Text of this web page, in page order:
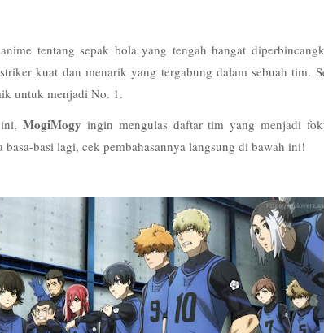
tentang sepak bola yang tengah hangat
kuat dan menarik yang tergabung dalam sebuah tim.
untuk menjadi No. 1.
MogiMogy ingin mengulas daftar tim yang menjadi
basa-basi lagi, cek pembahasannya langsung di bawah ini!